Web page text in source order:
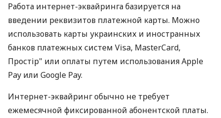
Работа интернет-эквайринга базируется на
введении реквизитов платежной карты. Можно
использовать карты украинских и иностранных
банков платежных систем Visa, MasterCard,
Простір" или оплаты путем использования Apple
Pay или Google Pay.
Интернет-эквайринг обычно не требует
ежемесячной фиксированной абонентской платы.